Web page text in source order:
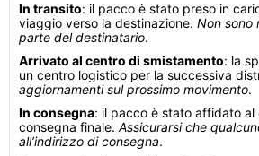
In transito: il pacco è stato preso in
viaggio verso la destinazione. Non sono
parte del destinatario.
Arrivato al centro di smistamento: la
un centro logistico per la successiva
aggiornamenti sul prossimo movimento.
In consegna: il pacco è stato affidato al
consegna finale. Assicurarsi che
all’indirizzo di consegna.